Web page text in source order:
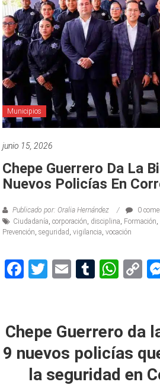
Municipios
junio 15, 2026
Chepe Guerrero Da La
Nuevos Policías En
Publicado por: Oralia Hernández
0
Ciudadanía ,corporación disciplina Formación
Prevención ,seguridad ,vigilancia ,vocación
Facebook
Twitter
EmailTumblr
Chepe Guerrero da
9 nuevos policías
la seguridad en